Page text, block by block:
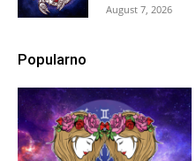
August 7, 2026
Popularno